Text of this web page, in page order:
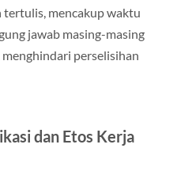
tertulis, mencakup waktu
jawab masing-masing
perselisihan
dan Etos Kerja